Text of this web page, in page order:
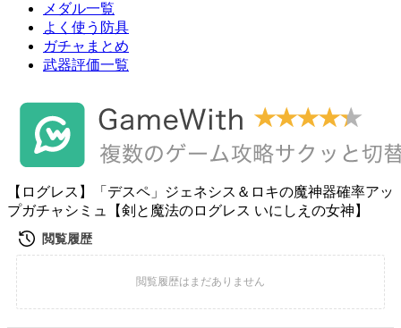
メダル一覧
よく使う防具
ガチャまとめ
武器評価一覧
【ログレス】「デスペ」ジェネシス＆ロキの魔神器確率アッ
プガチャシミュ【剣と魔法のログレス いにしえの女神】